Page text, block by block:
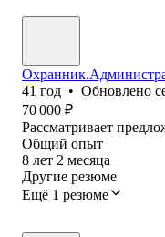
41 год • Обновлено
70 000 ₽
Рассматривает
Общий опыт
8 лет 2 месяца
Другие резюме
Ещё 1 резюме